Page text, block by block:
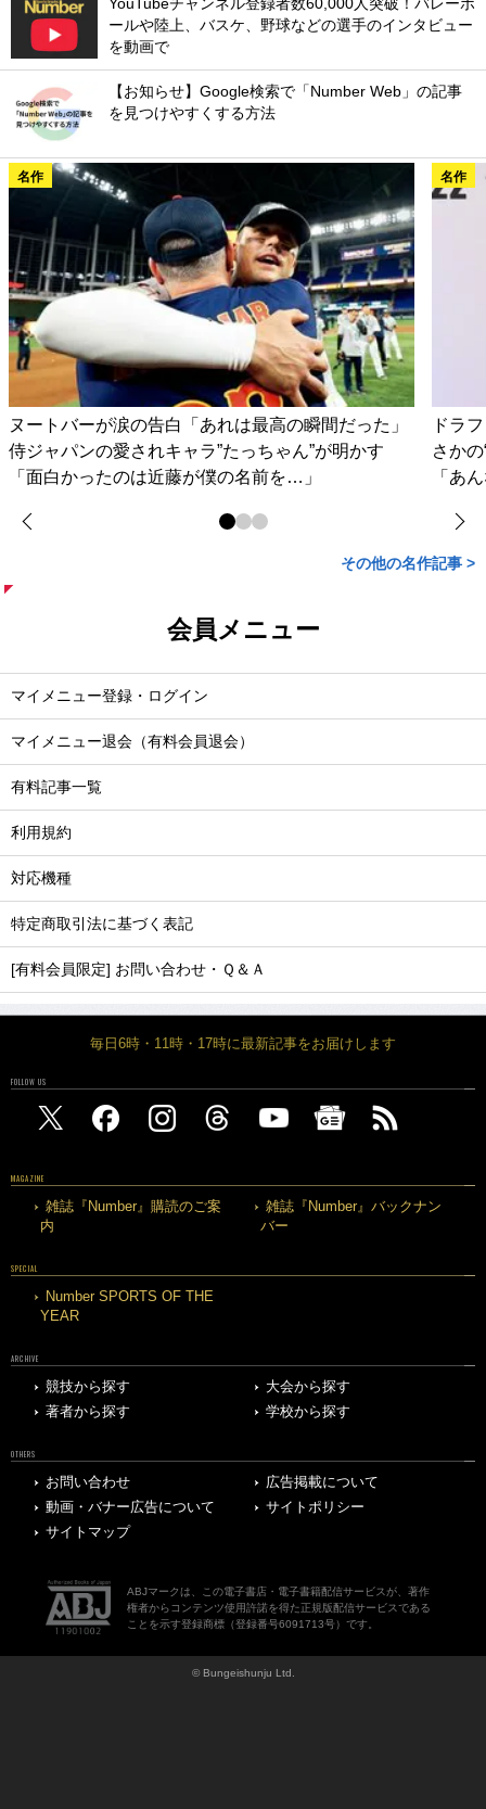
YouTubeチャンネル登録者数60,000人突破！バレーボ
ールや陸上、バスケ、野球などの選手のインタビュー
を動画で
【お知らせ】Google検索で「Number Web」の記事
を見つけやすくする方法
名作
ヌートバーが涙の告白「あれは最高の瞬間だった」
侍ジャパンの愛されキャラ”たっちゃん”が明かす
「面白かったのは近藤が僕の名前を…」
名作
ドラ
さか
「あ
その他の名作記事 >
会員メニュー
マイメニュー登録・ログイン
マイメニュー退会（有料会員退会）
有料記事一覧
利用規約
対応機種
特定商取引法に基づく表記
[有料会員限定] お問い合わせ・Ｑ＆Ａ
毎日6時・11時・17時に最新記事をお届けします
FOLLOW US
MAGAZINE
雑誌『Number』購読のご案
内
雑誌『Number』バックナン
バー
SPECIAL
Number SPORTS OF THE
YEAR
ARCHIVE
競技から探す
大会から探す
著者から探す
学校から探す
OTHERS
お問い合わせ
広告掲載について
動画・バナー広告について
サイトポリシー
サイトマップ
ABJマークは、この電子書店・電子書籍配信サービスが、著作
権者からコンテンツ使用許諾を得た正規版配信サービスである
ことを示す登録商標（登録番号6091713号）です。
© Bungeishunju Ltd.